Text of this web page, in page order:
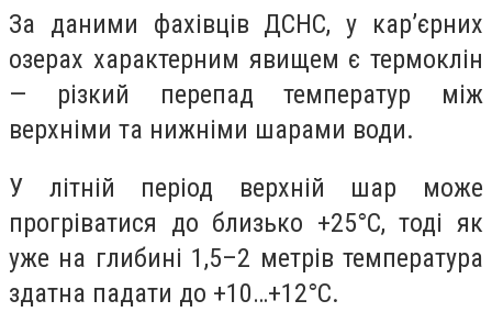
За даними фахівців ДСНС, у кар’єрних
озерах характерним явищем є термоклін
— різкий перепад температур між
верхніми та нижніми шарами води.
У літній період верхній шар може
прогріватися до близько +25°C, тоді як
уже на глибині 1,5–2 метрів температура
здатна падати до +10…+12°C.